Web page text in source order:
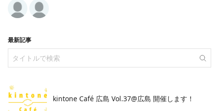
最新記事
kintone Café 広島 Vol.37@広島 開催します！